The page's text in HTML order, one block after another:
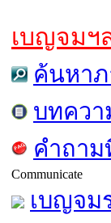
เบญจมฯ
ค้นหาภ
บทควา
คำถา
Communicate
เบญจม